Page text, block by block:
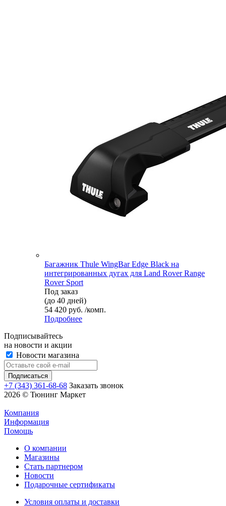
Багажник Thule WingBar Edge Black на
интегрированных дугах для Land Rover Range
Rover Sport
Под заказ
(до 40 дней)
54 420 руб. /комп.
Подробнее
Подписывайтесь
на новости и акции
Новости магазина
+7 (343) 361-68-68 Заказать звонок
2026 © Тюнинг Маркет
Компания
Информация
Помощь
О компании
Магазины
Стать партнером
Новости
Подарочные сертификаты
Условия оплаты и доставки